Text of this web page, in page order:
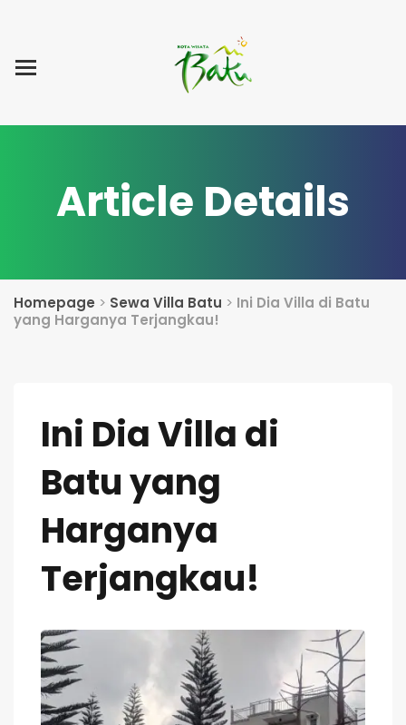
Blog Post
Article Details
Homepage > Sewa Villa Batu > Ini Dia Villa di Batu
yang Harganya Terjangkau!
Ini Dia Villa di
Batu yang
Harganya
Terjangkau!